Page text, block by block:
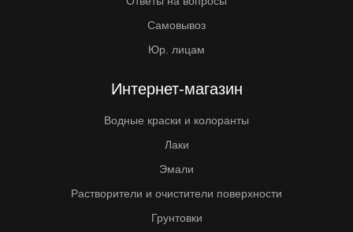
Самовывоз
Юр. лицам
Интернет-магазин
Водные краски и колоранты
Лаки
Эмали
Растворители и очистители поверхности
Грунтовки